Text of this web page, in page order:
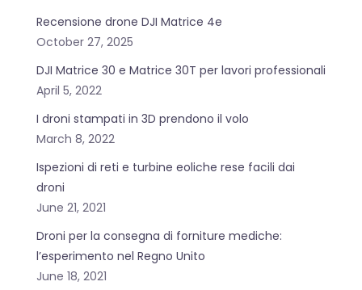
Recensione drone DJI Matrice 4e
October 27, 2025
DJI Matrice 30 e Matrice 30T per lavori professionali
April 5, 2022
I droni stampati in 3D prendono il volo
March 8, 2022
Ispezioni di reti e turbine eoliche rese facili dai
droni
June 21, 2021
Droni per la consegna di forniture mediche:
l’esperimento nel Regno Unito
June 18, 2021